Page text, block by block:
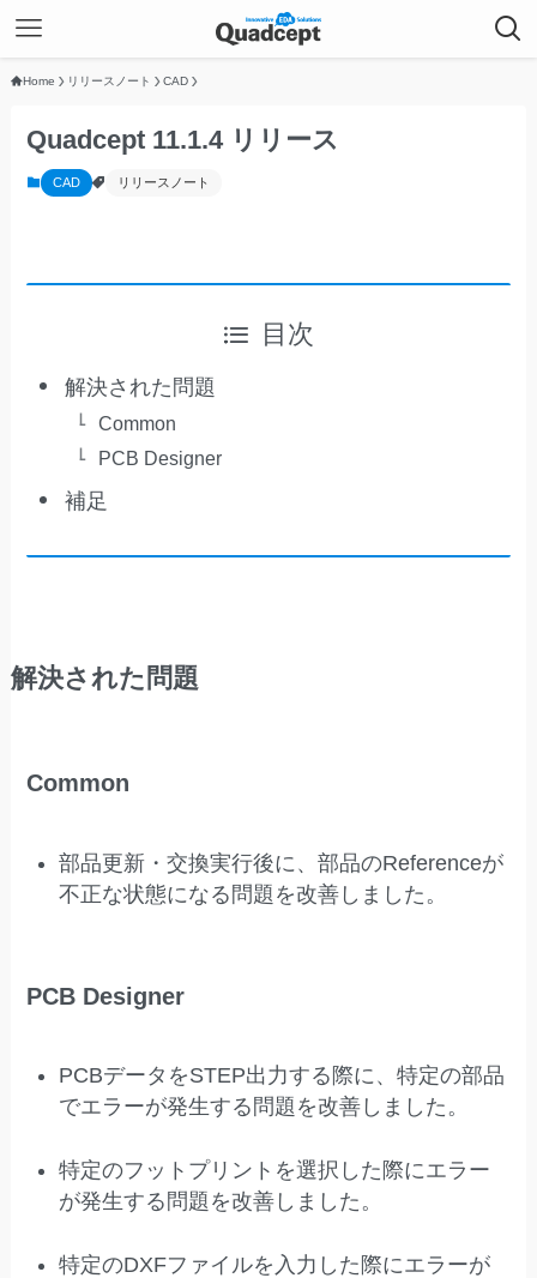
Home リリースノート CAD
Quadcept 11.1.4 リリース
CAD リリースノート
目次
解決された問題
Common
PCB Designer
補足
解決された問題
Common
部品更新・交換実行後に、部品のReferenceが
不正な状態になる問題を改善しました。
PCB Designer
PCBデータをSTEP出力する際に、特定の部品
でエラーが発生する問題を改善しました。
特定のフットプリントを選択した際にエラー
が発生する問題を改善しました。
特定のDXFファイルを入力した際にエラーが